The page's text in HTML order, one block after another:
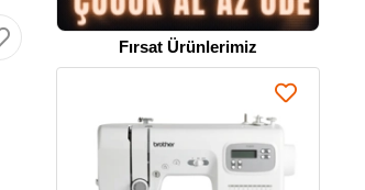
Fırsat Ürünlerimiz